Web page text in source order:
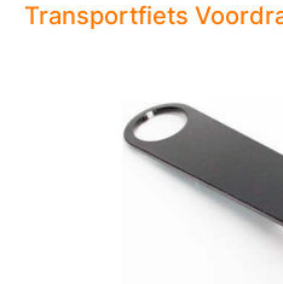
Transportfiets